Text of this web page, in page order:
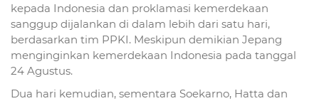
kepada Indonesia dan proklamasi kemerdekaan
sanggup dijalankan di dalam lebih dari satu hari,
berdasarkan tim PPKI. Meskipun demikian Jepang
menginginkan kemerdekaan Indonesia pada tanggal
24 Agustus.
Dua hari kemudian, sementara Soekarno, Hatta dan